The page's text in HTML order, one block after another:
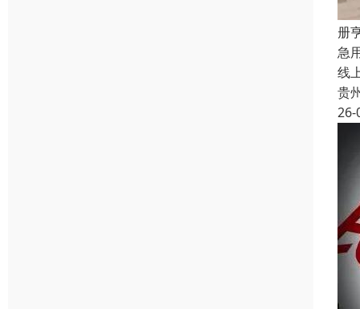
册
急
线
贵
26-